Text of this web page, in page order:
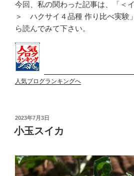
今回、私の関わった記事は、「＜
＞ ハクサイ４品種 作り比べ実験
ら読んでみて下さい。
人気ブログランキングへ
投
稿
日:
2023年7月3日
小玉スイカ